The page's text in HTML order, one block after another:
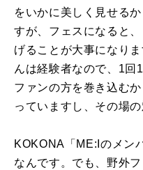
をいかに美しく見せる
すが、フェスになると
げることが大事になり
んは経験者なので、1回
ファンの方を巻き込む
っていますし、その場
KOKONA「 ME:Iのメン
なんです。でも、野外